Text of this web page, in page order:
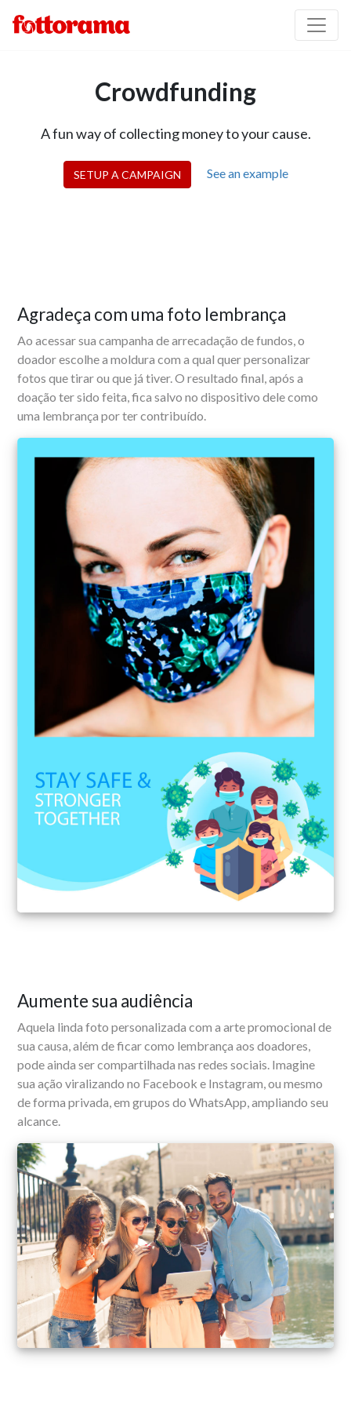
Crowdfunding
A fun way of collecting money to your cause.
SETUP A CAMPAIGN See an example
Agradeça com uma foto lembrança
Ao acessar sua campanha de arrecadação de fundos, o
doador escolhe a moldura com a qual quer personalizar
fotos que tirar ou que já tiver. O resultado final, após a
doação ter sido feita, fica salvo no dispositivo dele como
uma lembrança por ter contribuído.
Aumente sua audiência
Aquela linda foto personalizada com a arte promocional de
sua causa, além de ficar como lembrança aos doadores,
pode ainda ser compartilhada nas redes sociais. Imagine
sua ação viralizando no Facebook e Instagram, ou mesmo
de forma privada, em grupos do WhatsApp, ampliando seu
alcance.